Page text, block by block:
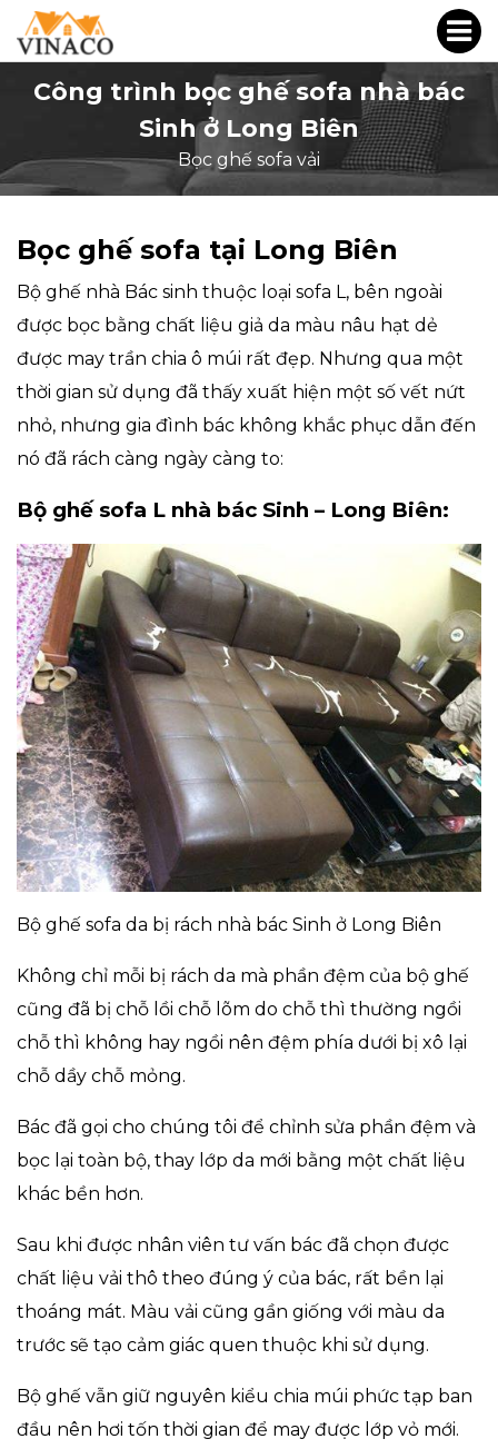
Công trình bọc ghế sofa nhà bác
Sinh ở Long Biên
Bọc ghế sofa vải
Bọc ghế sofa tại Long Biên
Bộ ghế nhà Bác sinh thuộc loại sofa L, bên ngoài
được bọc bằng chất liệu giả da màu nâu hạt dẻ
được may trần chia ô múi rất đẹp. Nhưng qua một
thời gian sử dụng đã thấy xuất hiện một số vết nứt
nhỏ, nhưng gia đình bác không khắc phục dẫn đến
nó đã rách càng ngày càng to:
Bộ ghế sofa L nhà bác Sinh – Long Biên:
Bộ ghế sofa da bị rách nhà bác Sinh ở Long Biên
Không chỉ mỗi bị rách da mà phần đệm của bộ ghế
cũng đã bị chỗ lồi chỗ lõm do chỗ thì thường ngồi
chỗ thì không hay ngồi nên đệm phía dưới bị xô lại
chỗ dầy chỗ mỏng.
Bác đã gọi cho chúng tôi để chỉnh sửa phần đệm và
bọc lại toàn bộ, thay lớp da mới bằng một chất liệu
khác bền hơn.
Sau khi được nhân viên tư vấn bác đã chọn được
chất liệu vải thô theo đúng ý của bác, rất bền lại
thoáng mát. Màu vải cũng gần giống với màu da
trước sẽ tạo cảm giác quen thuộc khi sử dụng.
Bộ ghế vẫn giữ nguyên kiểu chia múi phức tạp ban
đầu nên hơi tốn thời gian để may được lớp vỏ mới.